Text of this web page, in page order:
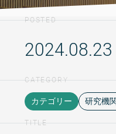
POSTED
2024.08.23
CATEGORY
カテゴリー 研究機
TITLE